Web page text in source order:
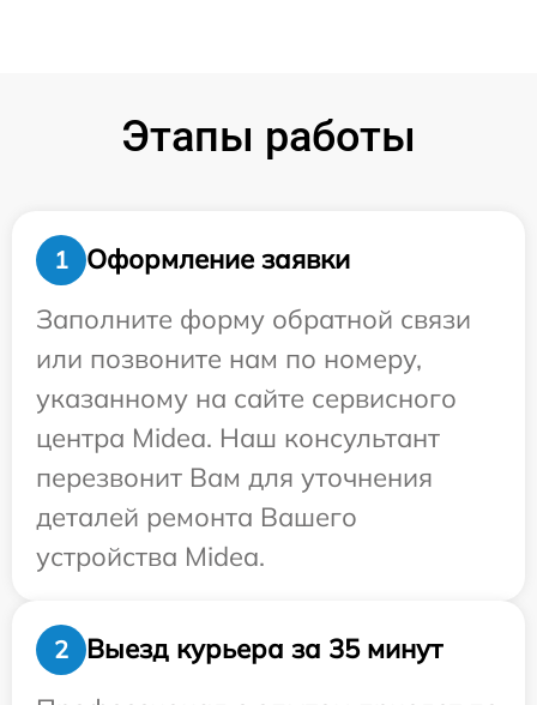
Этапы работы
1
Оформление заявки
Заполните форму обратной связи
или позвоните нам по номеру,
указанному на сайте сервисного
центра Midea. Наш консультант
перезвонит Вам для уточнения
деталей ремонта Вашего
устройства Midea.
2
Выезд курьера за 35 минут